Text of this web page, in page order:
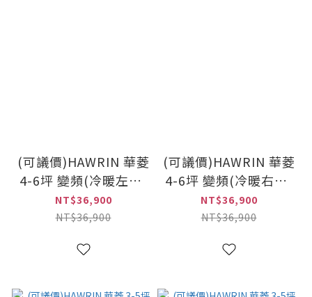
(可議價)HAWRIN 華菱
4-6坪 變頻(冷暖左吹)
窗型冷氣(HANL-
36KIGSH)
NT$36,900
NT$36,900
(可議價)HAWRIN 華菱
4-6坪 變頻(冷暖右吹)
窗型冷氣(HANR-
36KIGSH)
NT$36,900
NT$36,900